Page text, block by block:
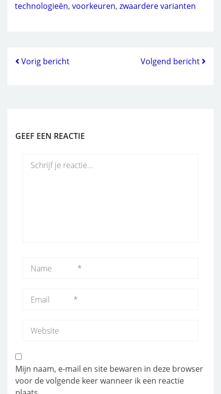
technologieën, voorkeuren, zwaardere varianten
Vorig bericht Volgend bericht
GEEF EEN REACTIE
Mijn naam, e-mail en site bewaren in deze browser
voor de volgende keer wanneer ik een reactie